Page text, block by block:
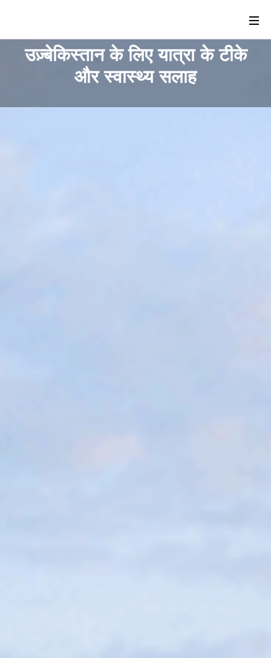
उज़्बेकिस्तान के लिए यात्रा के टीके
और स्वास्थ्य सलाह